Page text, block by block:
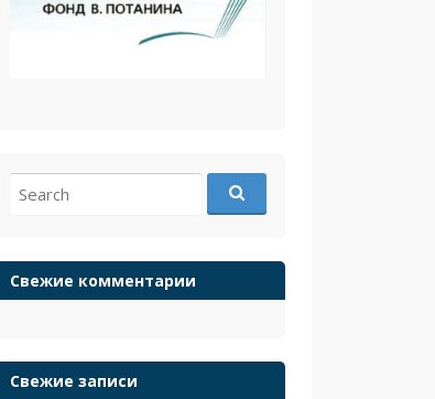
for:
Свежие комментарии
Свежие записи